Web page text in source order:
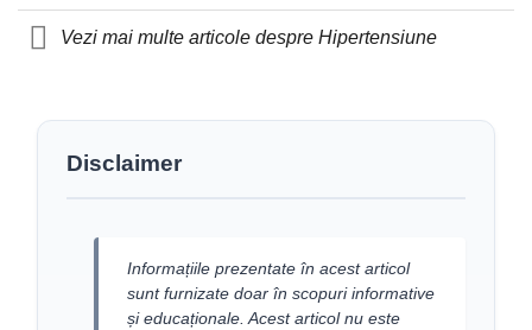
Vezi mai multe articole despre Hipertensiune
Disclaimer
Informațiile prezentate în acest articol
sunt furnizate doar în scopuri informative
și educaționale. Acest articol nu este